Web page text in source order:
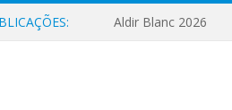
Aldir Blanc 2026